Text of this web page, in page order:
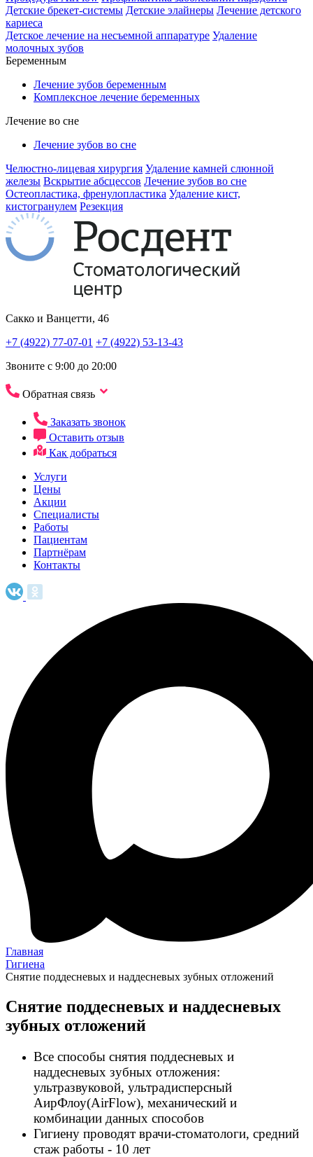
Детские брекет-системы Детские элайнеры Лечение детского
кариеса
Детское лечение на несъемной аппаратуре Удаление
молочных зубов
Беременным
Лечение зубов беременным
Комплексное лечение беременных
Лечение во сне
Лечение зубов во сне
Челюстно-лицевая хирургия Удаление камней слюнной
железы Вскрытие абсцессов Лечение зубов во сне
Остеопластика, френулопластика Удаление кист,
кистогранулем Резекция
Сакко и Ванцетти, 46
+7 (4922) 77-07-01 +7 (4922) 53-13-43
Звоните с 9:00 до 20:00
Обратная связь
Заказать звонок
Оставить отзыв
Как добраться
Услуги
Цены
Акции
Специалисты
Работы
Пациентам
Партнёрам
Контакты
Главная
Гигиена
Снятие поддесневых и наддесневых зубных отложений
Снятие поддесневых и наддесневых
зубных отложений
Все способы снятия поддесневых и
наддесневых зубных отложения:
ультразвуковой, ультрадисперсный
АирФлоу(AirFlow), механический и
комбинации данных способов
Гигиену проводят врачи-стоматологи, средний
стаж работы - 10 лет